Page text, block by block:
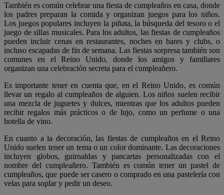
También es común celebrar una fiesta de cumpleaños en casa, donde
los padres preparan la comida y organizan juegos para los niños.
Los juegos populares incluyen la piñata, la búsqueda del tesoro o el
juego de sillas musicales. Para los adultos, las fiestas de cumpleaños
pueden incluir cenas en restaurantes, noches en bares y clubs, o
incluso escapadas de fin de semana. Las fiestas sorpresa también son
comunes en el Reino Unido, donde los amigos y familiares
organizan una celebración secreta para el cumpleañero.
Es importante tener en cuenta que, en el Reino Unido, es común
llevar un regalo al cumpleaños de alguien. Los niños suelen recibir
una mezcla de juguetes y dulces, mientras que los adultos pueden
recibir regalos más prácticos o de lujo, como un perfume o una
botella de vino.
En cuanto a la decoración, las fiestas de cumpleaños en el Reino
Unido suelen tener un tema o un color dominante. Las decoraciones
incluyen globos, guirnaldas y pancartas personalizadas con el
nombre del cumpleañero. También es común tener un pastel de
cumpleaños, que puede ser casero o comprado en una pastelería con
velas para soplar y pedir un deseo.